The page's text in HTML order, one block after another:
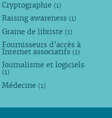
Cryptographie (1)
Raising awareness (1)
Graine de libriste (1)
Fournisseurs d’accès à
Internet associatifs (1)
Journalisme et logiciels
(1)
Médecine (1)